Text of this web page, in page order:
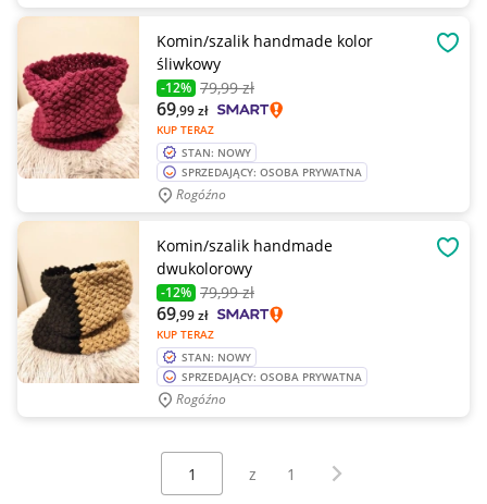
Komin/szalik handmade kolor
śliwkowy
-12% 79,99 zł
KUP TERAZ
69,99zł
STAN: NOWY
SPRZEDAJĄCY: OSOBA PRYWATNA
Rogóźno
Komin/szalik handmade
dwukolorowy
-12% 79,99 zł
KUP TERAZ
69,99zł
STAN: NOWY
SPRZEDAJĄCY: OSOBA PRYWATNA
Rogóźno
Wybierz stronę:
z 1 Następna strona